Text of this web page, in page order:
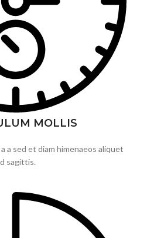
MOLLIS
a sed et diam himenaeos aliquet
sagittis.